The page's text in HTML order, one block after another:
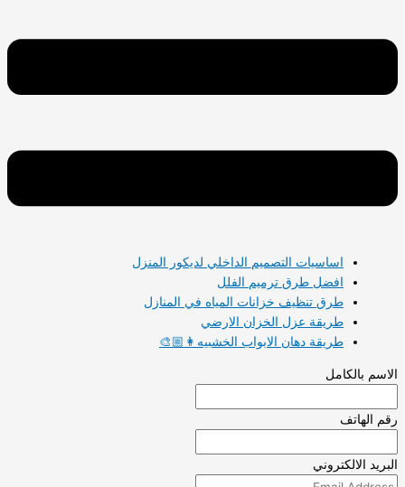
اساسيات التصميم الداخلي لديكور المنزل
افضل طرق ترميم الفلل
طرق تنظيف خزانات المياه في المنازل
طريقة عزل الخزان الارضي
طريقة دهان الابواب الخشبيه👩🏼‍🎨
الاسم بالكامل
رقم الهاتف
البريد الالكتروني